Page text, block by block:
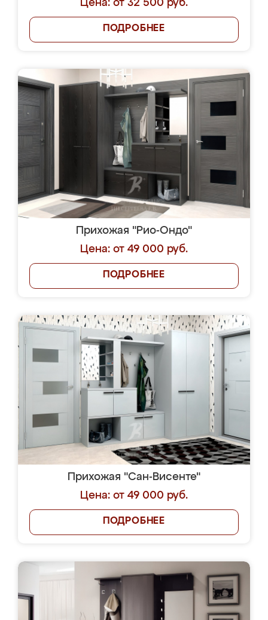
Цена: от 32 500 руб.
ПОДРОБНЕЕ
Прихожая "Рио-Ондо"
Цена: от 49 000 руб.
ПОДРОБНЕЕ
Прихожая "Сан-Висенте"
Цена: от 49 000 руб.
ПОДРОБНЕЕ